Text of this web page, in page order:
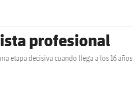
profesional
etapa decisiva cuando llega a los 16 años